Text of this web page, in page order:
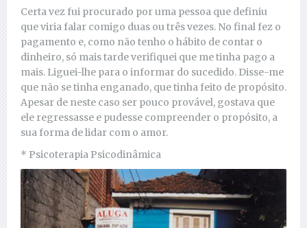
Certa vez fui procurado por uma pessoa que definiu
que viria falar comigo duas ou três vezes. No final fez o
pagamento e, como não tenho o hábito de contar o
dinheiro, só mais tarde verifiquei que me tinha pago a
mais. Liguei-lhe para o informar do sucedido. Disse-me
que não se tinha enganado, que tinha feito de propósito.
Apesar de neste caso ser pouco provável, gostava que
ele regressasse e pudesse compreender o propósito, a
sua forma de lidar com o amor.
* Psicoterapia Psicodinâmica